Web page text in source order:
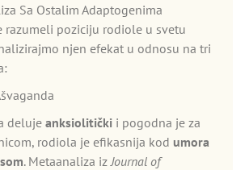
Sa Ostalim Adaptogenima
razumeli poziciju rodiole u svetu
njen efekat u odnosu na tri
deluje anksiolitički i pogodna je za
rodiola je efikasnija kod umora
. Metaanaliza izJournal of